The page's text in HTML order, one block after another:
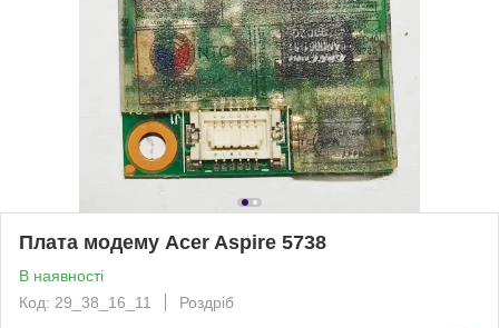
Плата модему Acer Aspire 5738
В наявності
Код: 29_38_16_11
Роздріб